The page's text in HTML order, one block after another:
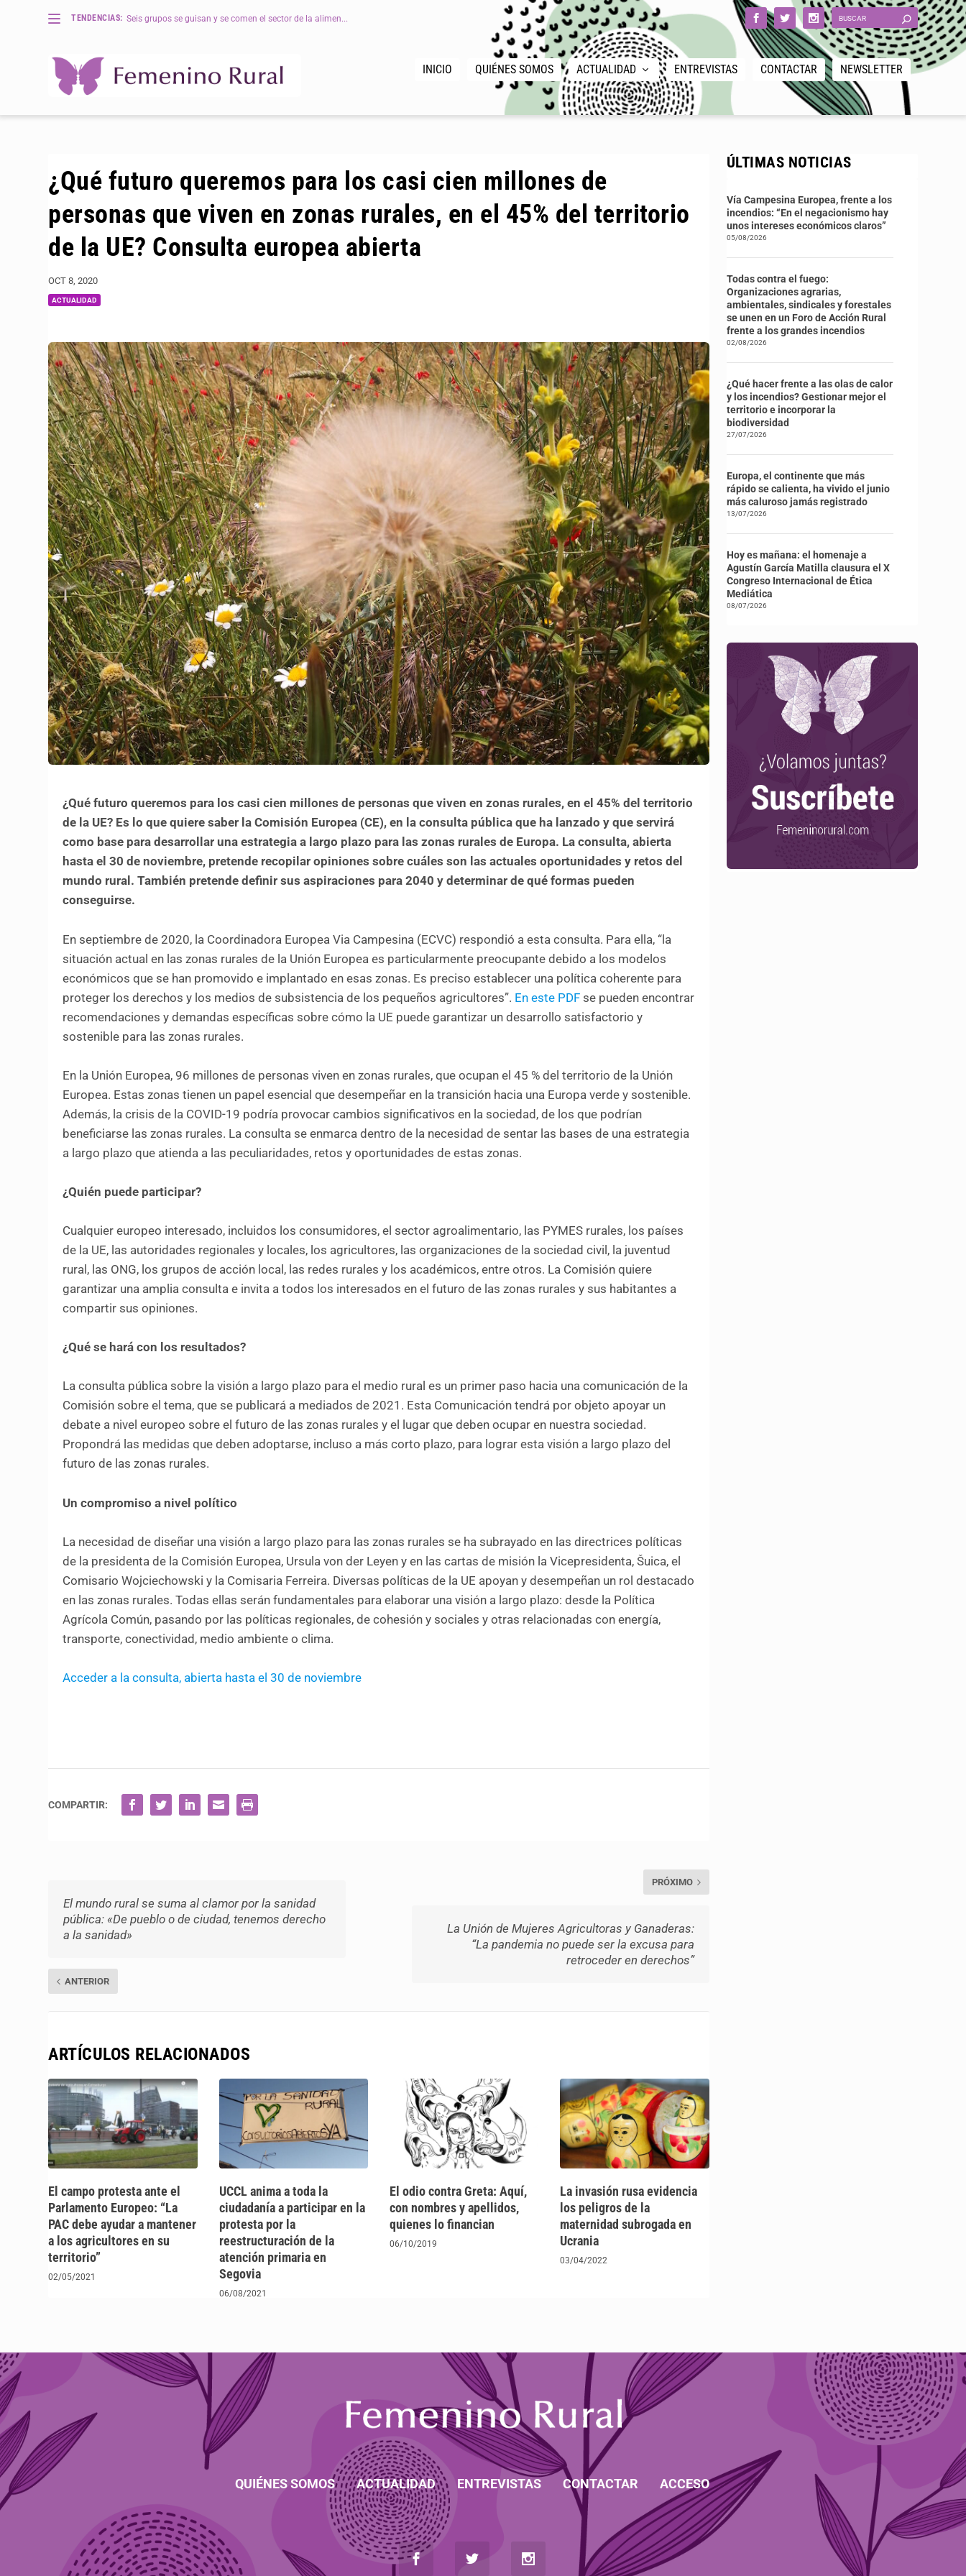
TENDENCIAS: Seis grupos se guisan y se comen el sector de la alimen...
INICIO QUIÉNES SOMOS ACTUALIDAD ENTREVISTAS CONTACTAR NEWSLETTER
¿Qué futuro queremos para los casi cien millones de
personas que viven en zonas rurales, en el 45% del territorio
de la UE? Consulta europea abierta
OCT 8, 2020
ACTUALIDAD
¿Qué futuro queremos para los casi cien millones de personas que viven en zonas rurales, en el 45% del territorio
de la UE? Es lo que quiere saber la Comisión Europea (CE), en la consulta pública que ha lanzado y que servirá
como base para desarrollar una estrategia a largo plazo para las zonas rurales de Europa. La consulta, abierta
hasta el 30 de noviembre, pretende recopilar opiniones sobre cuáles son las actuales oportunidades y retos del
mundo rural. También pretende definir sus aspiraciones para 2040 y determinar de qué formas pueden
conseguirse.
En septiembre de 2020, la Coordinadora Europea Via Campesina (ECVC) respondió a esta consulta. Para ella, “la
situación actual en las zonas rurales de la Unión Europea es particularmente preocupante debido a los modelos
económicos que se han promovido e implantado en esas zonas. Es preciso establecer una política coherente para
proteger los derechos y los medios de subsistencia de los pequeños agricultores”. En este PDF se pueden encontrar
recomendaciones y demandas específicas sobre cómo la UE puede garantizar un desarrollo satisfactorio y
sostenible para las zonas rurales.
En la Unión Europea, 96 millones de personas viven en zonas rurales, que ocupan el 45 % del territorio de la Unión
Europea. Estas zonas tienen un papel esencial que desempeñar en la transición hacia una Europa verde y sostenible.
Además, la crisis de la COVID-19 podría provocar cambios significativos en la sociedad, de los que podrían
beneficiarse las zonas rurales. La consulta se enmarca dentro de la necesidad de sentar las bases de una estrategia
a largo plazo que atienda a las peculiaridades, retos y oportunidades de estas zonas.
¿Quién puede participar?
Cualquier europeo interesado, incluidos los consumidores, el sector agroalimentario, las PYMES rurales, los países
de la UE, las autoridades regionales y locales, los agricultores, las organizaciones de la sociedad civil, la juventud
rural, las ONG, los grupos de acción local, las redes rurales y los académicos, entre otros. La Comisión quiere
garantizar una amplia consulta e invita a todos los interesados en el futuro de las zonas rurales y sus habitantes a
compartir sus opiniones.
¿Qué se hará con los resultados?
La consulta pública sobre la visión a largo plazo para el medio rural es un primer paso hacia una comunicación de la
Comisión sobre el tema, que se publicará a mediados de 2021. Esta Comunicación tendrá por objeto apoyar un
debate a nivel europeo sobre el futuro de las zonas rurales y el lugar que deben ocupar en nuestra sociedad.
Propondrá las medidas que deben adoptarse, incluso a más corto plazo, para lograr esta visión a largo plazo del
futuro de las zonas rurales.
Un compromiso a nivel político
La necesidad de diseñar una visión a largo plazo para las zonas rurales se ha subrayado en las directrices políticas
de la presidenta de la Comisión Europea, Ursula von der Leyen y en las cartas de misión la Vicepresidenta, Šuica, el
Comisario Wojciechowski y la Comisaria Ferreira. Diversas políticas de la UE apoyan y desempeñan un rol destacado
en las zonas rurales. Todas ellas serán fundamentales para elaborar una visión a largo plazo: desde la Política
Agrícola Común, pasando por las políticas regionales, de cohesión y sociales y otras relacionadas con energía,
transporte, conectividad, medio ambiente o clima.
Acceder a la consulta, abierta hasta el 30 de noviembre
COMPARTIR:
El mundo rural se suma al clamor por la sanidad
pública: «De pueblo o de ciudad, tenemos derecho
a la sanidad»
ANTERIOR
PRÓXIMO
La Unión de Mujeres Agricultoras y Ganaderas:
“La pandemia no puede ser la excusa para
retroceder en derechos”
ARTÍCULOS RELACIONADOS
El campo protesta ante el
Parlamento Europeo: “La
PAC debe ayudar a mantener
a los agricultores en su
territorio”
02/05/2021
UCCL anima a toda la
ciudadanía a participar en la
protesta por la
reestructuración de la
atención primaria en
Segovia
06/08/2021
El odio contra Greta: Aquí,
con nombres y apellidos,
quienes lo financian
06/10/2019
La invasión rusa evidencia
los peligros de la
maternidad subrogada en
Ucrania
03/04/2022
ÚLTIMAS NOTICIAS
Vía Campesina Europea, frente a los
incendios: “En el negacionismo hay
unos intereses económicos claros”
05/08/2026
Todas contra el fuego:
Organizaciones agrarias,
ambientales, sindicales y forestales
se unen en un Foro de Acción Rural
frente a los grandes incendios
02/08/2026
¿Qué hacer frente a las olas de calor
y los incendios? Gestionar mejor el
territorio e incorporar la
biodiversidad
27/07/2026
Europa, el continente que más
rápido se calienta, ha vivido el junio
más caluroso jamás registrado
13/07/2026
Hoy es mañana: el homenaje a
Agustín García Matilla clausura el X
Congreso Internacional de Ética
Mediática
08/07/2026
QUIÉNES SOMOS ACTUALIDAD ENTREVISTAS CONTACTAR ACCESO